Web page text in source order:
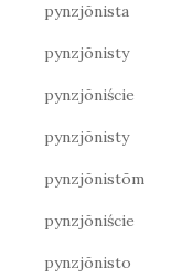
pynzjōnista
pynzjōnisty
pynzjōniście
pynzjōnisty
pynzjōnistōm
pynzjōniście
pynzjōnisto